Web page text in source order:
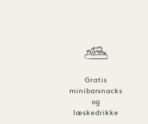
Gratis
minibarsnacks
og
læskedrikke